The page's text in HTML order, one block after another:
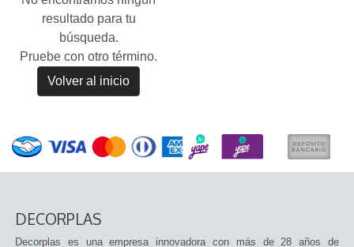
resultado para tu
búsqueda.
Pruebe con otro término.
Volver al inicio
DECORPLAS
Decorplas es una empresa innovadora con más de 28 años de